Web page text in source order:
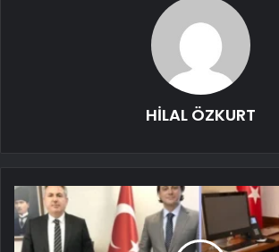
HİLAL ÖZKURT